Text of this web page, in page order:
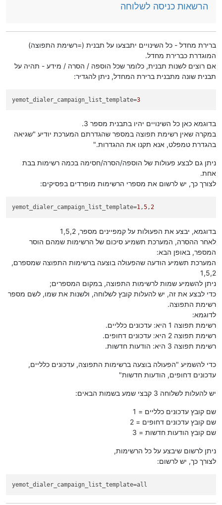
הרשאות כניסה לשלוחה
ברירת מחדל - כל השינויים יתבצעו על תבנית (=רשימת התפוצה)
המוגדרת כברירת מחדל.
אם רוצים לשנות תבנית, כלומר שכל הוספה / הסרה / מידע - תהיה על
תבנית שונה מתבנית ברירת המחדל, ניתן להגדיר:
yemot_dialer_campaign_list_template=3
בדוגמא כאן כל השינויים יהיו בתבנית מספר 3.
במקרה שאין רשימת תפוצה במספר שהגדרתם המערכת יודיע "שגיאה
בהגדרת טמפלט, אנא תקנו את ההגדרות."
ניתן גם לבצע פעולות של הוספה/הסרה/חסימה בכמה רשימות בבת
אחת.
לצורך כך, יש לרשום את מספרי הרשימות מופרדים בפסיקים:
yemot_dialer_campaign_list_template=1,5,2
בדוגמא, יבצע את הפעולות על קמפיינים מספר, 1,5,2
לאחר ההסרה, המערכת תשמיע סיכום של הרשימות שמהם הוסר
המספר, באופן הבא:
המערכת תשמיע הודעה שהפעולה בוצעה ברשימות התפוצה שמספרם,
1,5,2
ניתן להשמיע שמות לרשימות התפוצה, במקום המספרים;
כדי לבצע את זה, יש להעלות קובץ לשלוחה, ולשנות את שמו, לשם מספר
רשימת התפוצה.
לדוגמא:
רשימת תפוצה 1 היא: עדכונים כלליים.
רשימת תפוצה 2 היא: עדכונים דחופים.
רשימת תפוצה 3 היא: הודעות חדשות.
כדי להשמיע "הפעולה בוצעה ברשימות התפוצה, עדכונים כלליים,
עדכונים דחופים, הודעות חדשות"
יש להעלות לשלוחה 3 קבצי שמע בשמות הבאים:
שם קובץ עדכונים כלליים = 1
שם קובץ עדכונים דחופים = 2
שם קובץ הודעות חדשות = 3
ניתן לרשום שיבצע על כל הרשימות,
לצורך כך, יש לרשום:
yemot_dialer_campaign_list_template=all